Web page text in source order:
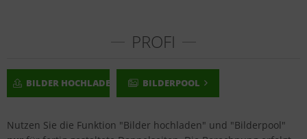
PROFI
BILDER HOCHLADEN BILDERPOOL
Nutzen Sie die Funktion "Bilder hochladen" und "Bilderpool"